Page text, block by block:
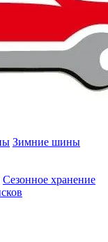
Зимние шины
Сезонное хранение